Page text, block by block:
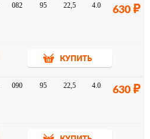
082 95 22,5 4.0 630
КУПИТЬ
090 95 22,5 4.0 630